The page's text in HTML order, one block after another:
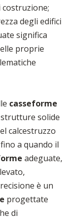
degli edifici
significa
proprie
casseforme
solide
calcestruzzo
a quando il
adeguate,
è un
progettate
di